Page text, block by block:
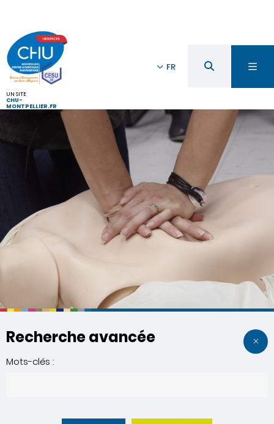
UN SITE
CHU-
MONTPELLIER.FR
FR
Recherche avancée
Mots-clés :